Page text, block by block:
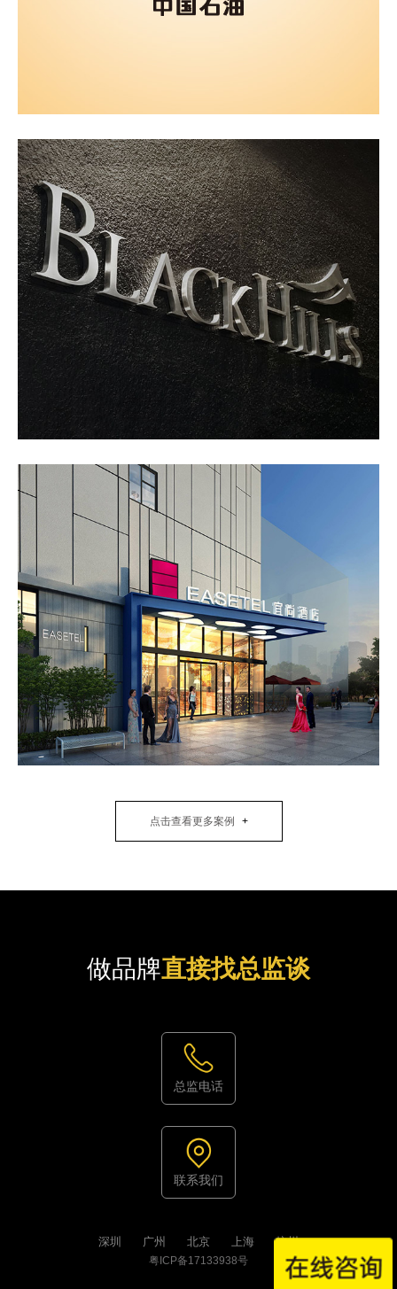
点击查看更多案例
做品牌直接找总监谈
总监电话
联系我们
深圳 广州 北京 上海 杭州
粤ICP备17133938号